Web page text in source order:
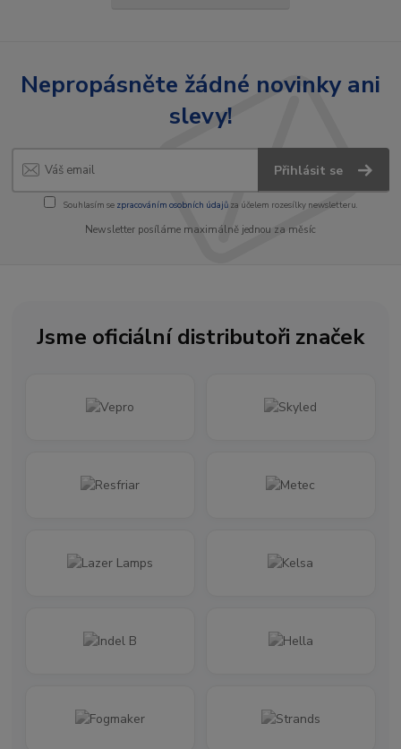
Nepropásněte žádné novinky ani
slevy!
Přihlásit se
Souhlasím se zpracováním osobních údajůza účelem rozesílky newsletteru.
Newsletter posíláme maximálně jednou za měsíc
Jsme oficiální distributoři značek